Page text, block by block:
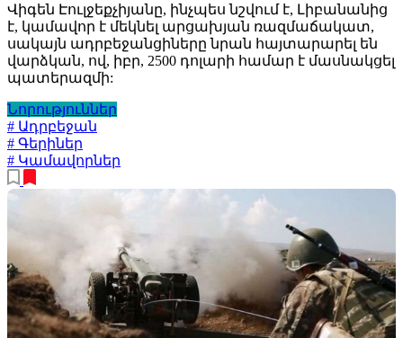
Վիգեն Էուլջեքչիյանը, ինչպես նշվում է, Լիբանանից
է, կամավոր է մեկնել արցախյան ռազմաճակատ,
սակայն ադրբեջանցիները նրան հայտարարել են
վարձկան, ով, իբր, 2500 դոլարի համար է մասնակցել
պատերազմի:
Նորություններ
# Ադրբեջան
# Գերիներ
# Կամավորներ